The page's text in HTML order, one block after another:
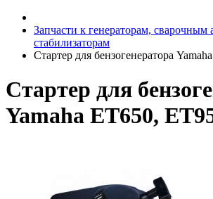
Запчасти к генераторам, сварочным
стабилизаторам
Стартер для бензогенератора
Стартер для
Yamaha ET650,